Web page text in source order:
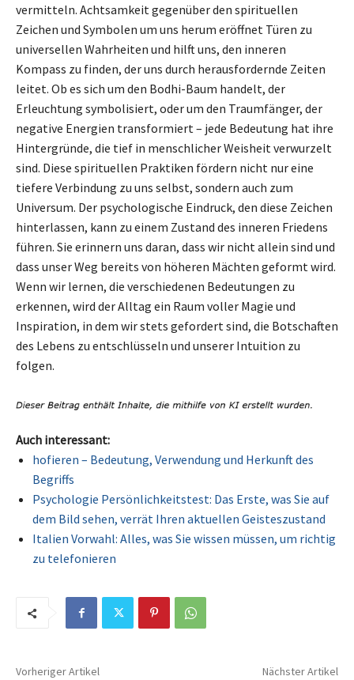
vermitteln. Achtsamkeit gegenüber den spirituellen
Zeichen und Symbolen um uns herum eröffnet Türen zu
universellen Wahrheiten und hilft uns, den inneren
Kompass zu finden, der uns durch herausfordernde Zeiten
leitet. Ob es sich um den Bodhi-Baum handelt, der
Erleuchtung symbolisiert, oder um den Traumfänger, der
negative Energien transformiert – jede Bedeutung hat ihre
Hintergründe, die tief in menschlicher Weisheit verwurzelt
sind. Diese spirituellen Praktiken fördern nicht nur eine
tiefere Verbindung zu uns selbst, sondern auch zum
Universum. Der psychologische Eindruck, den diese Zeichen
hinterlassen, kann zu einem Zustand des inneren Friedens
führen. Sie erinnern uns daran, dass wir nicht allein sind und
dass unser Weg bereits von höheren Mächten geformt wird.
Wenn wir lernen, die verschiedenen Bedeutungen zu
erkennen, wird der Alltag ein Raum voller Magie und
Inspiration, in dem wir stets gefordert sind, die Botschaften
des Lebens zu entschlüsseln und unserer Intuition zu
folgen.
Auch interessant:
hofieren – Bedeutung, Verwendung und Herkunft des
Begriffs
Psychologie Persönlichkeitstest: Das Erste, was Sie auf
dem Bild sehen, verrät Ihren aktuellen Geisteszustand
Italien Vorwahl: Alles, was Sie wissen müssen, um richtig
zu telefonieren
Vorheriger Artikel Nächster Artikel